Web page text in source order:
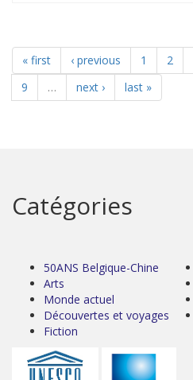
« first ‹ previous 1 2
9
… next › last »
Catégories
50ANS Belgique-Chine
Arts
Monde actuel
Découvertes et voyages
Fiction